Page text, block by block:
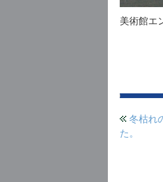
美術館エ
冬枯れ
た。